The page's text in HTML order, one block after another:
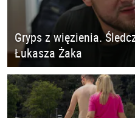
Gryps z więzienia.
Łukasza Żaka